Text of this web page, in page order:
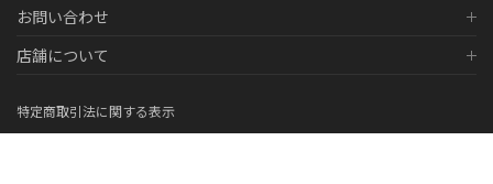
お問い合わせ
店舗について
特定商取引法に関する表示